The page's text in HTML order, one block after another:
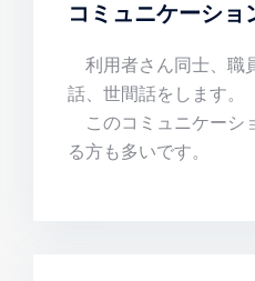
コミュニケーショ
利用者さん同士、職
話、世間話をします。
このコミュニケーシ
る方も多いです。